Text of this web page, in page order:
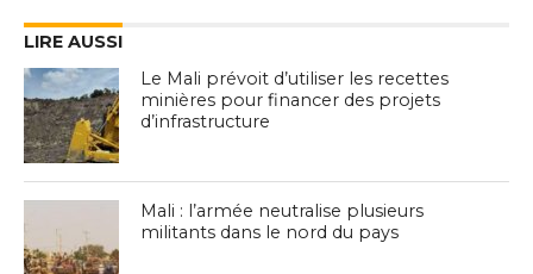
LIRE AUSSI
Le Mali prévoit d’utiliser les recettes
minières pour financer des projets
d’infrastructure
Mali : l’armée neutralise plusieurs
militants dans le nord du pays